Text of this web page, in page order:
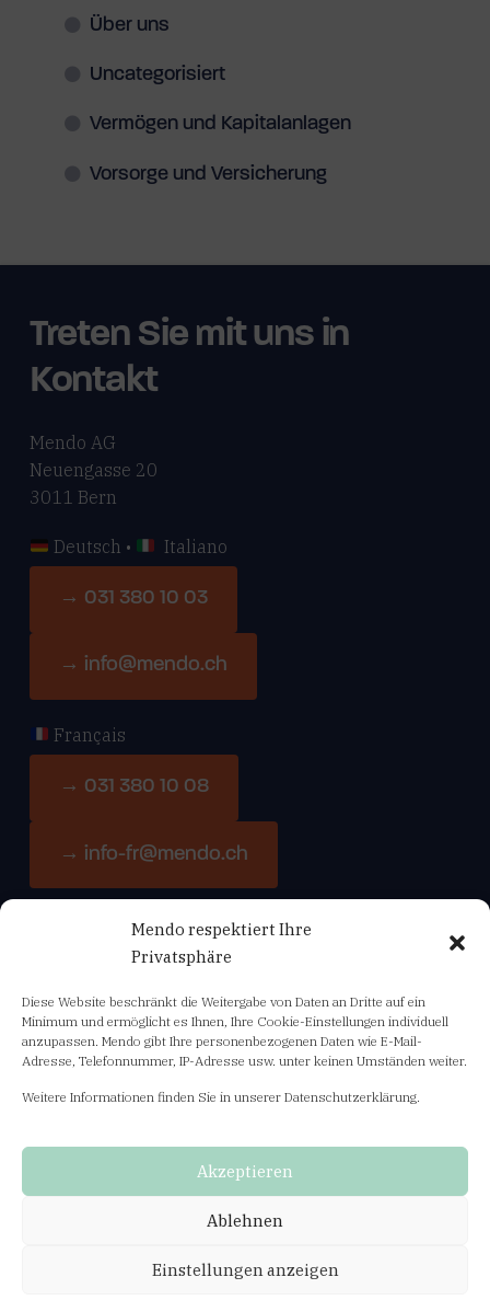
Mendo respektiert Ihre
Privatsphäre
Diese Website beschränkt die Weitergabe von Daten an Dritte auf ein
Minimum und ermöglicht es Ihnen, Ihre Cookie-Einstellungen individuell
anzupassen. Mendo gibt Ihre personenbezogenen Daten wie E-Mail-
Adresse, Telefonnummer, IP-Adresse usw. unter keinen Umständen weiter.
Weitere Informationen finden Sie in unserer Datenschutzerklärung.
Akzeptieren
Ablehnen
Einstellungen anzeigen
Über uns
Uncategorisiert
Vermögen und Kapitalanlagen
Vorsorge und Versicherung
Treten Sie mit uns in
Kontakt
Mendo AG
Neuengasse 20
3011 Bern
Deutsch • Italiano
→ 031 380 10 03
→ info@mendo.ch
Français
→ 031 380 10 08
→ info-fr@mendo.ch
Navigation
Bildungsangebot
Abo Fachnews mendo-info
Datenschutzerklärung
General terms and conditions